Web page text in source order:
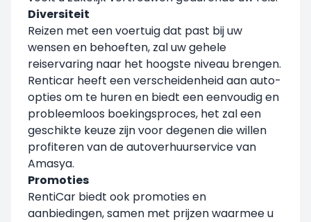
Diversiteit
Reizen met een voertuig dat past bij uw
wensen en behoeften, zal uw gehele
reiservaring naar het hoogste niveau brengen.
Renticar heeft een verscheidenheid aan auto-
opties om te huren en biedt een eenvoudig en
probleemloos boekingsproces, het zal een
geschikte keuze zijn voor degenen die willen
profiteren van de autoverhuurservice van
Amasya.
Promoties
RentiCar biedt ook promoties en
aanbiedingen, samen met prijzen waarmee u